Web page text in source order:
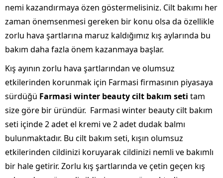
nemi kazandırmaya özen göstermelisiniz. Cilt bakımı her
zaman önemsenmesi gereken bir konu olsa da özellikle
zorlu hava şartlarına maruz kaldığımız kış aylarında bu
bakım daha fazla önem kazanmaya başlar.
Kış ayının zorlu hava şartlarından ve olumsuz
etkilerinden korunmak için Farmasi firmasının piyasaya
sürdüğü Farmasi winter beauty cilt bakım seti tam
size göre bir üründür. Farmasi winter beauty cilt bakım
seti içinde 2 adet el kremi ve 2 adet dudak balmı
bulunmaktadır. Bu cilt bakım seti, kışın olumsuz
etkilerinden cildinizi koruyarak cildinizi nemli ve bakımlı
bir hale getirir. Zorlu kış şartlarında ve çetin geçen kış